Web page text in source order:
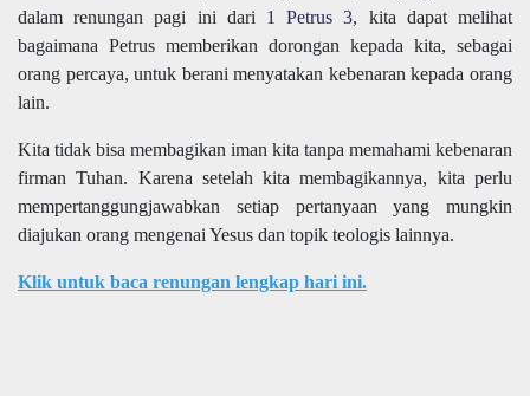
dalam renungan pagi ini dari 1 Petrus 3, kita dapat melihat
bagaimana Petrus memberikan dorongan kepada kita, sebagai
orang percaya, untuk berani menyatakan kebenaran kepada orang
lain.
Kita tidak bisa membagikan iman kita tanpa memahami kebenaran
firman Tuhan. Karena setelah kita membagikannya, kita perlu
mempertanggungjawabkan setiap pertanyaan yang mungkin
diajukan orang mengenai Yesus dan topik teologis lainnya.
Klik untuk baca renungan lengkap hari ini.